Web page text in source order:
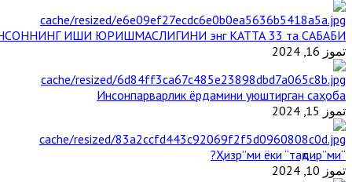
ИШИ ЮРИШМАСЛИГИНИ энг КАТТА 33 та САБАБИ
تموز 16, 2024
Инсонпарварлик ёрдамини уюштирган саҳоба
تموز 15, 2024
“Ҳизр”ми ёки “тақдир”ми?
تموز 10, 2024